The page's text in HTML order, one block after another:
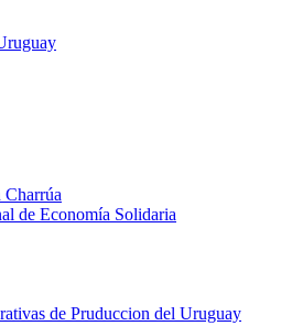
Charrúa
de Economía Solidaria
de Pruduccion del Uruguay